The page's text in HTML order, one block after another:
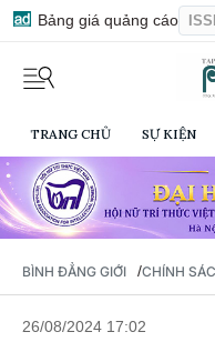
Bảng giá quảng cáo
TRANG CHỦ SỰ KIỆN
BÌNH ĐẲNG GIỚI /CHÍNH
26/08/2024 17:02